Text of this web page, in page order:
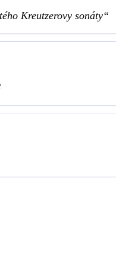
Kreutzerovy sonáty“